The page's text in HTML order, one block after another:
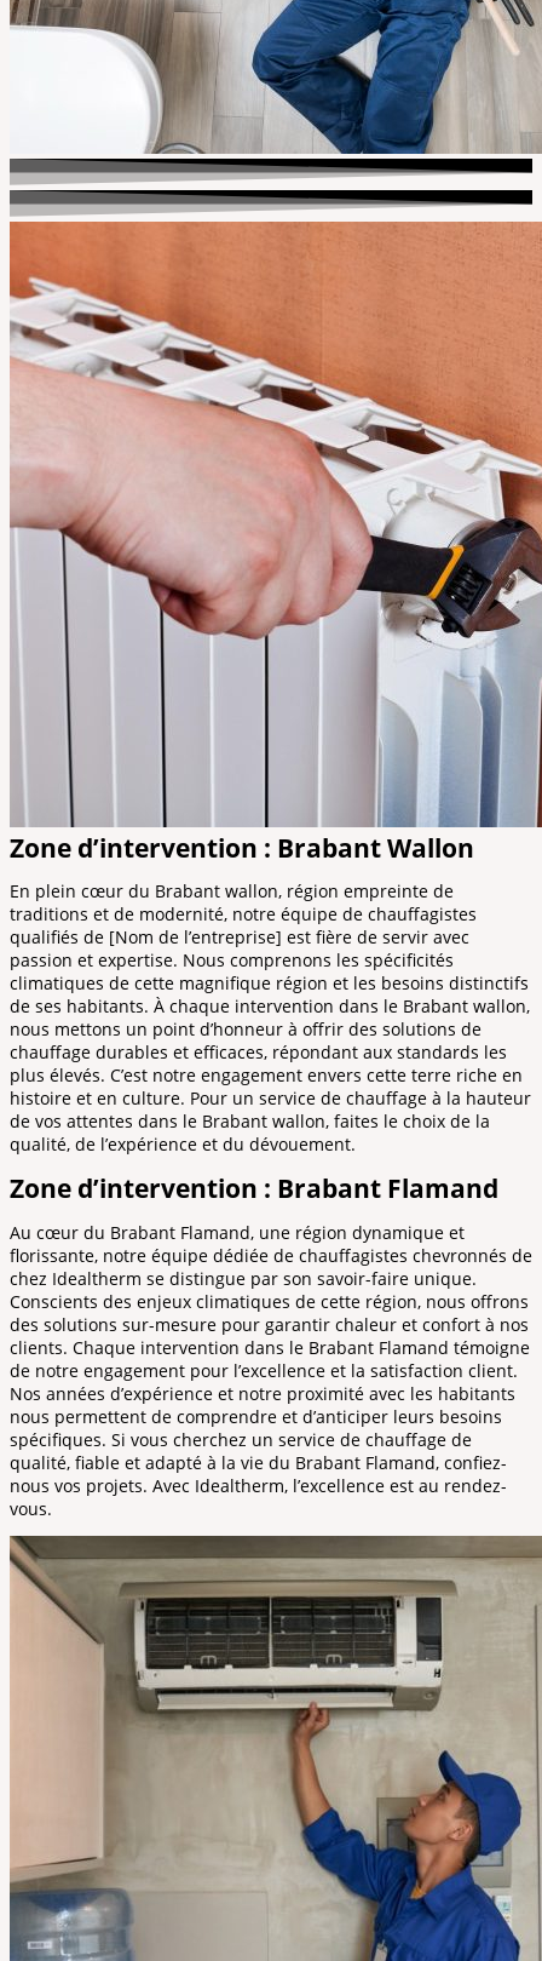
Zone d’intervention : Brabant Wallon
En plein cœur du Brabant wallon, région empreinte de
traditions et de modernité, notre équipe de chauffagistes
qualifiés de [Nom de l’entreprise] est fière de servir avec
passion et expertise. Nous comprenons les spécificités
climatiques de cette magnifique région et les besoins distinctifs
de ses habitants. À chaque intervention dans le Brabant wallon,
nous mettons un point d’honneur à offrir des solutions de
chauffage durables et efficaces, répondant aux standards les
plus élevés. C’est notre engagement envers cette terre riche en
histoire et en culture. Pour un service de chauffage à la hauteur
de vos attentes dans le Brabant wallon, faites le choix de la
qualité, de l’expérience et du dévouement.
Zone d’intervention : Brabant Flamand
Au cœur du Brabant Flamand, une région dynamique et
florissante, notre équipe dédiée de chauffagistes chevronnés de
chez Idealtherm se distingue par son savoir-faire unique.
Conscients des enjeux climatiques de cette région, nous offrons
des solutions sur-mesure pour garantir chaleur et confort à nos
clients. Chaque intervention dans le Brabant Flamand témoigne
de notre engagement pour l’excellence et la satisfaction client.
Nos années d’expérience et notre proximité avec les habitants
nous permettent de comprendre et d’anticiper leurs besoins
spécifiques. Si vous cherchez un service de chauffage de
qualité, fiable et adapté à la vie du Brabant Flamand, confiez-
nous vos projets. Avec Idealtherm, l’excellence est au rendez-
vous.